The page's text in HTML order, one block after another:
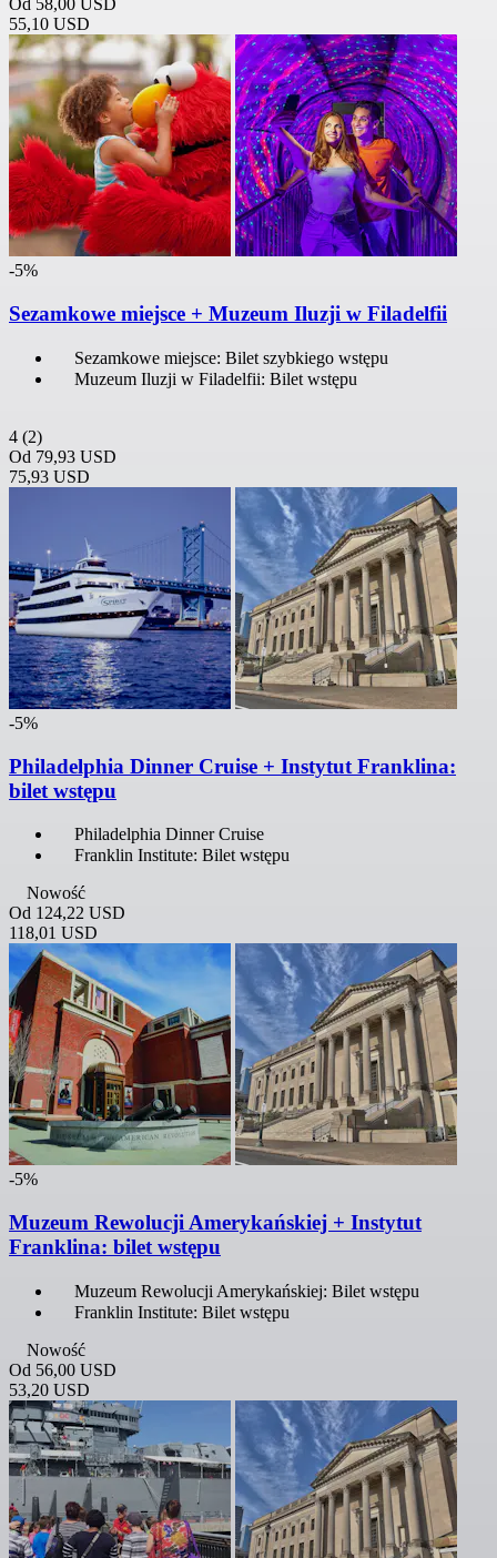
Od 58,00 USD
55,10 USD
-5%
Sezamkowe miejsce + Muzeum Iluzji w Filadelfii
Sezamkowe miejsce: Bilet szybkiego wstępu
Muzeum Iluzji w Filadelfii: Bilet wstępu
4 (2)
Od 79,93 USD
75,93 USD
-5%
Philadelphia Dinner Cruise + Instytut Franklina:
bilet wstępu
Philadelphia Dinner Cruise
Franklin Institute: Bilet wstępu
Nowość
Od 124,22 USD
118,01 USD
-5%
Muzeum Rewolucji Amerykańskiej + Instytut
Franklina: bilet wstępu
Muzeum Rewolucji Amerykańskiej: Bilet wstępu
Franklin Institute: Bilet wstępu
Nowość
Od 56,00 USD
53,20 USD